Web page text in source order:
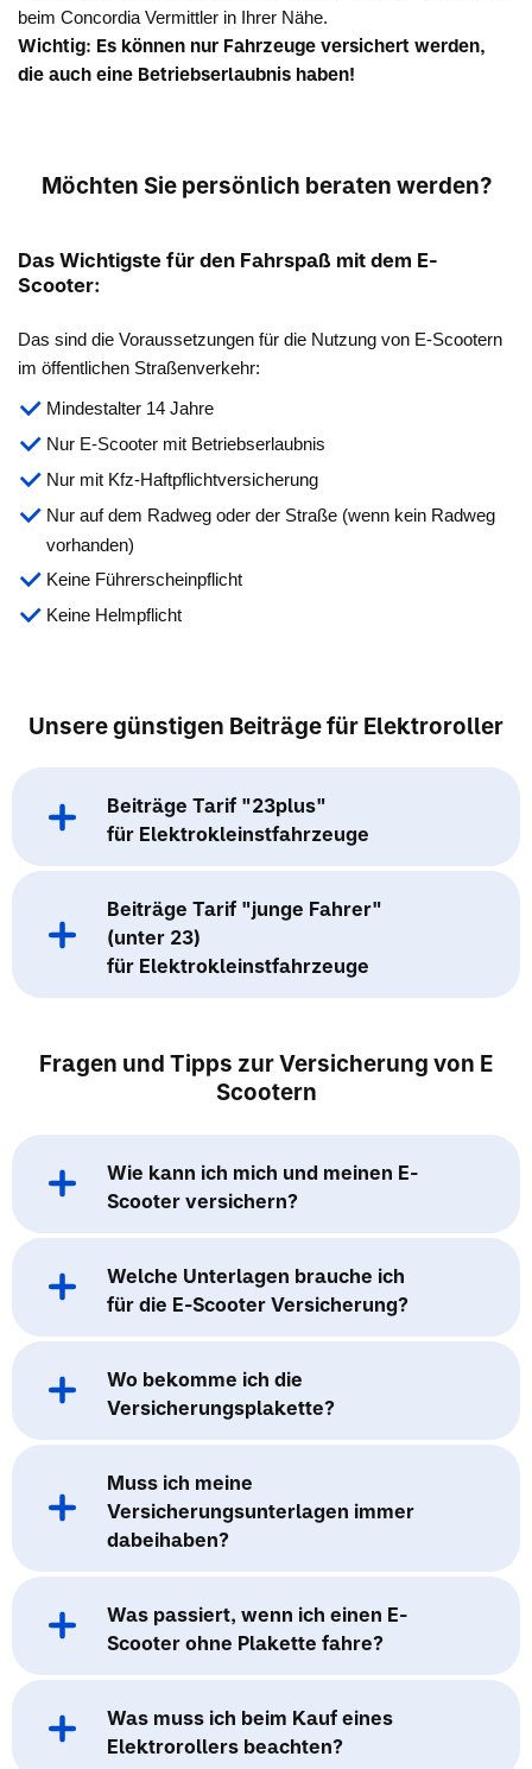
beim Concordia Vermittler in Ihrer Nähe.
Wichtig: Es können nur Fahrzeuge versichert werden,
die auch eine Betriebserlaubnis haben!
Möchten Sie persönlich beraten werden?
Das Wichtigste für den Fahrspaß mit dem E-
Scooter:
Das sind die Voraussetzungen für die Nutzung von E-Scootern
im öffentlichen Straßenverkehr:
Mindestalter 14 Jahre
Nur E-Scooter mit Betriebserlaubnis
Nur mit Kfz-Haftpflichtversicherung
Nur auf dem Radweg oder der Straße (wenn kein Radweg
vorhanden)
Keine Führerscheinpflicht
Keine Helmpflicht
Unsere günstigen Beiträge für Elektroroller
Beiträge Tarif "23plus"
für Elektrokleinstfahrzeuge
Beiträge Tarif "junge Fahrer"
(unter 23)
für Elektrokleinstfahrzeuge
Fragen und Tipps zur Versicherung von E
Scootern
Wie kann ich mich und meinen E-
Scooter versichern?
Welche Unterlagen brauche ich
für die E-Scooter Versicherung?
Wo bekomme ich die
Versicherungsplakette?
Muss ich meine
Versicherungsunterlagen immer
dabeihaben?
Was passiert, wenn ich einen E-
Scooter ohne Plakette fahre?
Was muss ich beim Kauf eines
Elektrorollers beachten?